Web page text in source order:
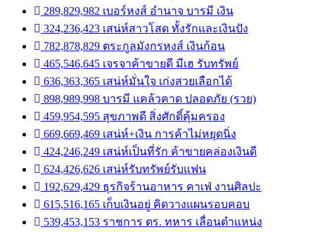
289,829,982 เบอร์หงส์ อำนาจ บารมี เงิน
324,236,423 เสน่ห์สาวโสด ทั้งรักและเงินปัง
782,878,829 ตระกูลมังกรหงส์ เงินก้อน
465,546,645 เจรจาค้าขายดี มีเฮ รับทรัพย์
636,363,365 เสน่ห์มั่นใจ เก่งสวยเลือกได้
898,989,998 บารมี แคล้วคาด ปลอดภัย (รวย)
459,954,595 สุขภาพดี สิ่งศักดิ์คุ้มครอง
669,669,469 เสน่ห์+เงิน การค้าไม่หยุดนิ่ง
424,246,249 เสน่ห์เป็นที่รัก ค้าขายคล่องเงินดี
624,426,626 เสน่ห์รับทรัพย์รับแฟน
192,629,429 ธุรกิจร้านอาหาร คาเฟ่ งานศิลปะ
615,516,165 เก็บเงินอยู่ คิดวางแผนรอบคอบ
539,453,153 ราชการ ตร. ทหาร เลื่อนตำแหน่ง